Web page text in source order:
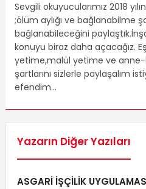
Sevgili okuyucularımız 2018
;ölüm aylığı ve bağlanabilme
bağlanabileceğini
konuyu biraz daha açacağız.
yetime,malül yetime ve
şartlarını sizlerle paylaşalım
efendim…
Yazarın Diğer Yazıları
ASGARİ İŞÇİLİK